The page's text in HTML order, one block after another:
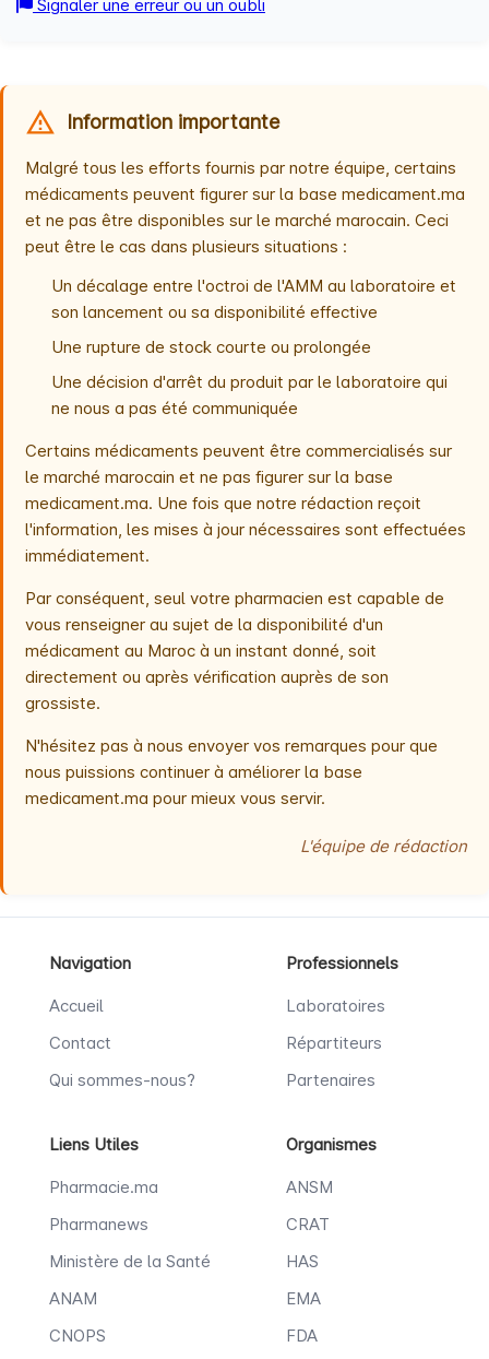
Signaler une erreur ou un oubli
Information importante
Malgré tous les efforts fournis par notre équipe, certains
médicaments peuvent figurer sur la base medicament.ma
et ne pas être disponibles sur le marché marocain. Ceci
peut être le cas dans plusieurs situations :
Un décalage entre l'octroi de l'AMM au laboratoire et
son lancement ou sa disponibilité effective
Une rupture de stock courte ou prolongée
Une décision d'arrêt du produit par le laboratoire qui
ne nous a pas été communiquée
Certains médicaments peuvent être commercialisés sur
le marché marocain et ne pas figurer sur la base
medicament.ma. Une fois que notre rédaction reçoit
l'information, les mises à jour nécessaires sont effectuées
immédiatement.
Par conséquent, seul votre pharmacien est capable de
vous renseigner au sujet de la disponibilité d'un
médicament au Maroc à un instant donné, soit
directement ou après vérification auprès de son
grossiste.
N'hésitez pas à nous envoyer vos remarques pour que
nous puissions continuer à améliorer la base
medicament.ma pour mieux vous servir.
L'équipe de rédaction
Navigation
Accueil
Contact
Qui sommes-nous?
Professionnels
Laboratoires
Répartiteurs
Partenaires
Liens Utiles
Pharmacie.ma
Pharmanews
Ministère de la Santé
ANAM
CNOPS
Organismes
ANSM
CRAT
HAS
EMA
FDA